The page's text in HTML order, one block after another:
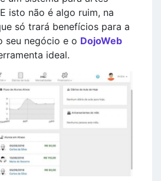
isto não é algo ruim, na
só trará benefícios para a
seu negócio e o DojoWeb
ideal.